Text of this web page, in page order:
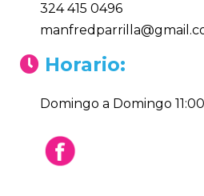
324 415 0496
Horario:
Domingo a Domingo